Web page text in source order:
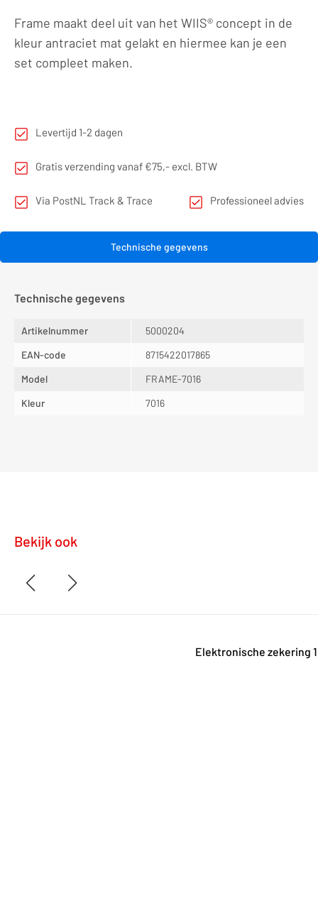
|
1-
voudig
aantal
Frame maakt deel uit van het WIIS® concept in de
kleur antraciet mat gelakt en hiermee kan je een
set compleet maken.
Levertijd 1-2 dagen
Gratis verzending vanaf €75,- excl. BTW
Via PostNL Track & Trace Professioneel advies
Technische gegevens
Technische gegevens
Artikelnummer
5000204
EAN-code
8715422017865
Model
FRAME-7016
Kleur
7016
Bekijk ook
Elektronische zekering